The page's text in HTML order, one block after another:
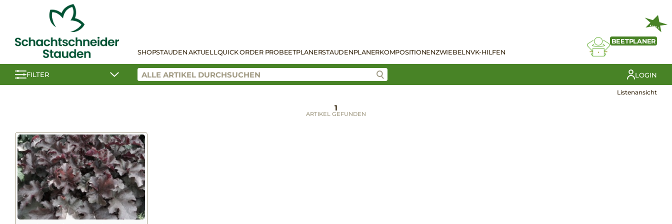
SHOPSTAUDEN AKTUELLQUICK ORDER PROBEETPLANERSTAUDENPLANERKOMPOSITIONENZWIEBELNVK-HILFEN
NEU
BEETPLANER
FILTER LOGIN
Listenansicht
1
ARTIKEL GEFUNDEN